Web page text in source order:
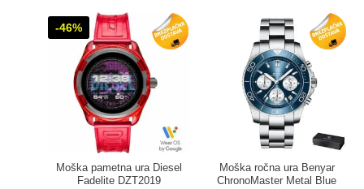
-46%
Moška pametna ura Diesel
Fadelite DZT2019
Moška ročna ura Benyar
ChronoMaster Metal Blue